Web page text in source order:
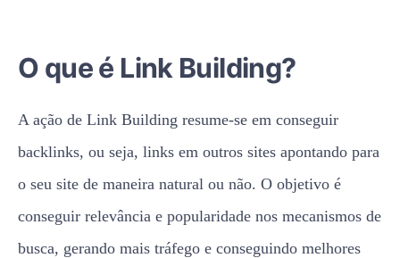
O que é Link Building?
A ação de Link Building resume-se em conseguir
backlinks, ou seja, links em outros sites apontando para
o seu site de maneira natural ou não. O objetivo é
conseguir relevância e popularidade nos mecanismos de
busca, gerando mais tráfego e conseguindo melhores